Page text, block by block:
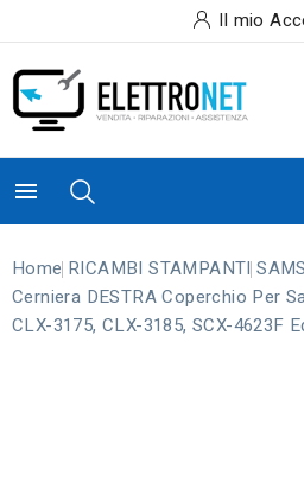
Il mio

Home RICAMBI STAMPANTI
Cerniera DESTRA Coperchio Per
CLX-3175, CLX-3185, SCX-4623F